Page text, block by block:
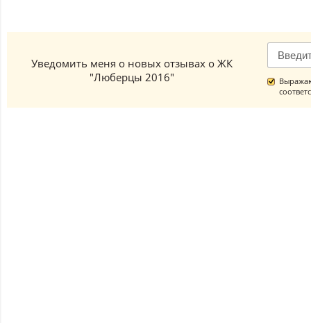
Уведомить меня о новых отзывах о ЖК
"Люберцы 2016"